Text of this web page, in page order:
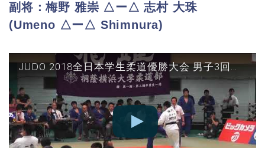
副将：梅野 雅崇 △ー△ 志村 大珠
(Umeno △ー△ Shimnura)
JUDO 2018全日本学生柔道優勝大会 男子3回戦 国士館vs順天堂 副将(梅野×志村)